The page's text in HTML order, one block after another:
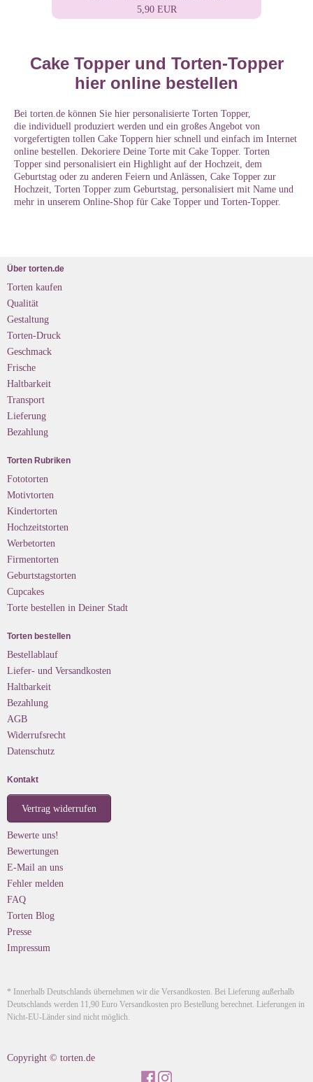
5,90 EUR
Cake Topper und Torten-Topper
hier online bestellen
Bei torten.de können Sie hier personalisierte Torten Topper,
die individuell produziert werden und ein großes Angebot von
vorgefertigten tollen Cake Toppern hier schnell und einfach im Internet
online bestellen. Dekoriere Deine Torte mit Cake Topper. Torten
Topper sind personalisiert ein Highlight auf der Hochzeit, dem
Geburtstag oder zu anderen Feiern und Anlässen, Cake Topper zur
Hochzeit, Torten Topper zum Geburtstag, personalisiert mit Name und
mehr in unserem Online-Shop für Cake Topper und Torten-Topper.
Über torten.de
Torten kaufen
Qualität
Gestaltung
Torten-Druck
Geschmack
Frische
Haltbarkeit
Transport
Lieferung
Bezahlung
Torten Rubriken
Fototorten
Motivtorten
Kindertorten
Hochzeitstorten
Werbetorten
Firmentorten
Geburtstagstorten
Cupcakes
Torte bestellen in Deiner Stadt
Torten bestellen
Bestellablauf
Liefer- und Versandkosten
Haltbarkeit
Bezahlung
AGB
Widerrufsrecht
Datenschutz
Kontakt
Vertrag widerrufen
Bewerte uns!
Bewertungen
E-Mail an uns
Fehler melden
FAQ
Torten Blog
Presse
Impressum
* Innerhalb Deutschlands übernehmen wir die Versandkosten. Bei Lieferung außerhalb
Deutschlands werden 11,90 Euro Versandkosten pro Bestellung berechnet. Lieferungen in
Nicht-EU-Länder sind nicht möglich.
Copyright © torten.de